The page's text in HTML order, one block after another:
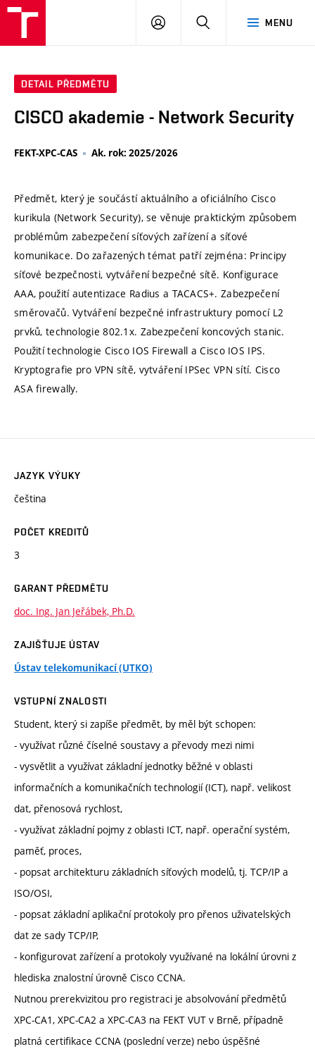
MENU
PŘIHLÁSIT
DETAIL PŘEDMĚTU
CISCO akademie - Network Security
FEKT-XPC-CAS Ak. rok: 2025/2026
Předmět, který je součástí aktuálního a oficiálního Cisco
kurikula (Network Security), se věnuje praktickým způsobem
problémům zabezpečení síťových zařízení a síťové
komunikace. Do zařazených témat patří zejména: Principy
síťové bezpečnosti, vytváření bezpečné sítě. Konfigurace
AAA, použití autentizace Radius a TACACS+. Zabezpečení
směrovačů. Vytváření bezpečné infrastruktury pomocí L2
prvků, technologie 802.1x. Zabezpečení koncových stanic.
Použití technologie Cisco IOS Firewall a Cisco IOS IPS.
Kryptografie pro VPN sítě, vytváření IPSec VPN sítí. Cisco
ASA firewally.
JAZYK VÝUKY
čeština
POČET KREDITŮ
3
GARANT PŘEDMĚTU
doc. Ing. Jan Jeřábek, Ph.D.
ZAJIŠŤUJE ÚSTAV
Ústav telekomunikací (UTKO)
VSTUPNÍ ZNALOSTI
Student, který si zapíše předmět, by měl být schopen:
- využívat různé číselné soustavy a převody mezi nimi
- vysvětlit a využívat základní jednotky běžné v oblasti
informačních a komunikačních technologií (ICT), např. velikost
dat, přenosová rychlost,
- využívat základní pojmy z oblasti ICT, např. operační systém,
paměť, proces,
- popsat architekturu základních síťových modelů, tj. TCP/IP a
ISO/OSI,
- popsat základní aplikační protokoly pro přenos uživatelských
dat ze sady TCP/IP,
- konfigurovat zařízení a protokoly využívané na lokální úrovni z
hlediska znalostní úrovně Cisco CCNA.
Nutnou prerekvizitou pro registraci je absolvování předmětů
XPC-CA1, XPC-CA2 a XPC-CA3 na FEKT VUT v Brně, případně
platná certifikace CCNA (poslední verze) nebo úspěšné